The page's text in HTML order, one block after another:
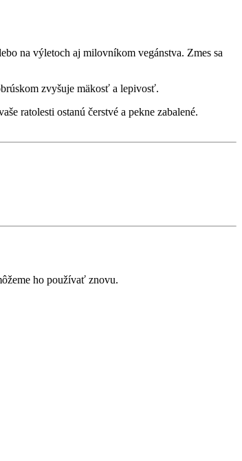
na výletoch aj milovníkom vegánstva. Zmes sa
zvyšuje mäkosť a lepivosť.
ratolesti ostanú čerstvé a pekne zabalené.
ho používať znovu.